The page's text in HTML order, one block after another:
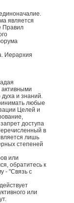
является
Правил
Иерархия
и знаний.
любые
Целей и
доступа
в
лишь
степеней
или
обратитесь к
- "Связь с
или